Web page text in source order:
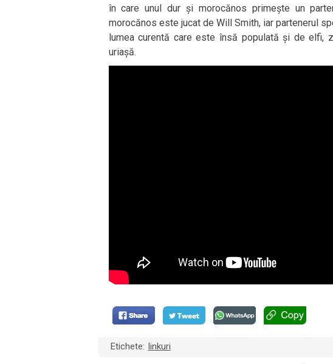
în care unul dur și morocănos primește un
morocănos este jucat de Will Smith, iar partenerul
lumea curentă care este însă populată și de elfi,
uriașă.
Etichete: linkuri